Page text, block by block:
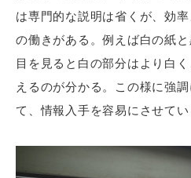
は専門的な説明は省くが、効
の働きがある。例えば白の紙
目を見ると白の部分はより白
えるのが分かる。この様に強
て、情報入手を容易にさせてい